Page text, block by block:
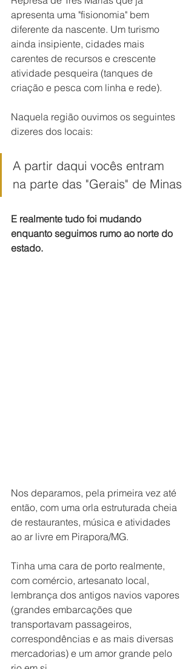
apresenta uma "fisionomia" bem
diferente da nascente. Um turismo
ainda insipiente, cidades mais
carentes de recursos e crescente
atividade pesqueira (tanques de
criação e pesca com linha e rede).
Naquela região ouvimos os seguintes
dizeres dos locais:
A partir daqui vocês entram
na parte das "Gerais" de Minas
E realmente tudo foi mudando
enquanto seguimos rumo ao norte do
estado.
Nos deparamos, pela primeira vez até
então, com uma orla estruturada cheia
de restaurantes, música e atividades
ao ar livre em Pirapora/MG.
Tinha uma cara de porto realmente,
com comércio, artesanato local,
lembrança dos antigos navios vapores
(grandes embarcações que
transportavam passageiros,
correspondências e as mais diversas
mercadorias) e um amor grande pelo